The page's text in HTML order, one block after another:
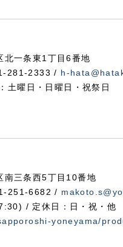
一条東1丁目6番地
281-2333 / h-
曜日・日曜日・祝祭日
三条西5丁目10番地
251-6682 /
/ 定休日：日・祝・他
yoneyama/